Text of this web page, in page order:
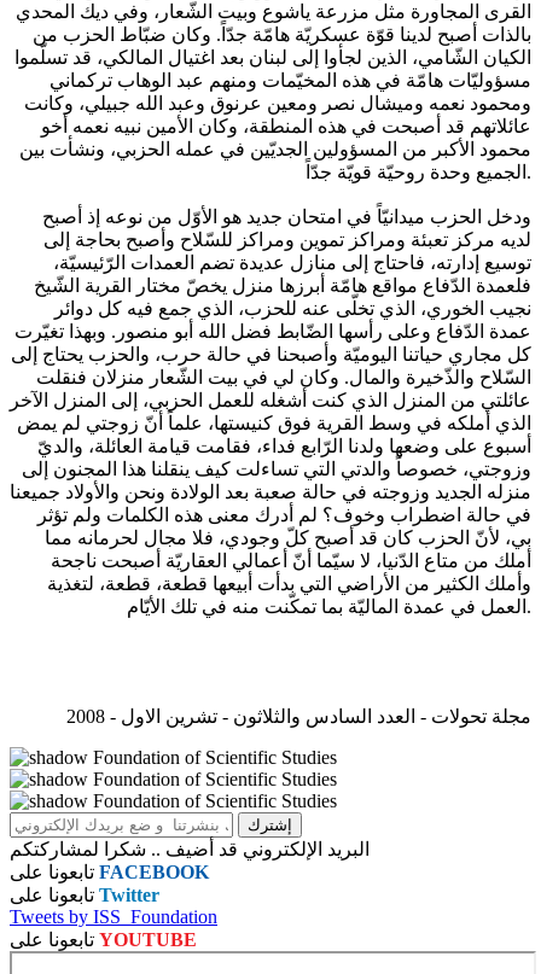
القرى المجاورة مثل مزرعة ياشوع وبيت الشّعار، وفي ديك المحدي
بالذات أصبح لدينا قوّة عسكريّة هامّة جدّاً. وكان ضبّاط الحزب من
الكيان الشّامي، الذين لجأوا إلى لبنان بعد اغتيال المالكي، قد تسلّموا
مسؤوليّات هامّة في هذه المخيّمات ومنهم عبد الوهاب تركماني
ومحمود نعمه وميشال نصر ومعين عرنوق وعبد الله جبيلي، وكانت
عائلاتهم قد أصبحت في هذه المنطقة، وكان الأمين نبيه نعمه أخو
محمود الأكبر من المسؤولين الجديّين في عمله الحزبي، ونشأت بين
الجميع وحدة روحيّة قويّة جدّاً.
ودخل الحزب ميدانيّاً في امتحان جديد هو الأوّل من نوعه إذ أصبح
لديه مركز تعبئة ومراكز تموين ومراكز للسّلاح وأصبح بحاجة إلى
توسيع إدارته، فاحتاج إلى منازل عديدة تضم العمدات الرّئيسيّة،
فلعمدة الدّفاع مواقع هامّة أبرزها منزل يخصّ مختار القرية الشّيخ
نجيب الخوري، الذي تخلّى عنه للحزب، الذي جمع فيه كل دوائر
عمدة الدّفاع وعلى رأسها الضّابط فضل الله أبو منصور. وبهذا تغيّرت
كل مجاري حياتنا اليوميّة وأصبحنا في حالة حرب، والحزب يحتاج إلى
السّلاح والذّخيرة والمال. وكان لي في بيت الشّعار منزلان فنقلت
عائلتي من المنزل الذي كنت أشغله للعمل الحزبي، إلى المنزل الآخر
الذي أملكه في وسط القرية فوق كنيستها، علماً أنّ زوجتي لم يمض
أسبوع على وضعها ولدنا الرّابع فداء، فقامت قيامة العائلة، والديّ
وزوجتي، خصوصاً والدتي التي تساءلت كيف ينقلنا هذا المجنون إلى
منزله الجديد وزوجته في حالة صعبة بعد الولادة ونحن والأولاد جميعنا
في حالة اضطراب وخوف؟ لم أدرك معنى هذه الكلمات ولم تؤثر
بي، لأنّ الحزب كان قد أصبح كلّ وجودي، فلا مجال لحرمانه مما
أملك من متاع الدّنيا، لا سيّما أنّ أعمالي العقاريّة أصبحت ناجحة
وأملك الكثير من الأراضي التي بدأت أبيعها قطعة، قطعة، لتغذية
العمل في عمدة الماليّة بما تمكّنت منه في تلك الأيّام.
مجلة تحولات - العدد السادس والثلاثون - تشرين الاول - 2008
البريد الإلكتروني قد أضيف .. شكرا لمشاركتكم
FACEBOOK
Twitter
Tweets by ISS_Foundation
YOUTUBE